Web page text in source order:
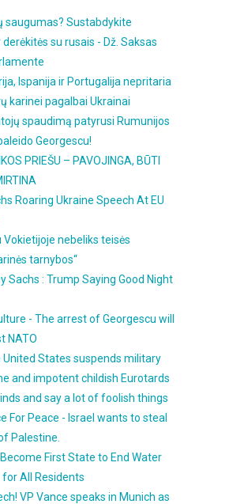
saugumas? Sustabdykite
su rusais - Dž. Saksas
Ispanija ir Portugalija nepritaria
karinei pagalbai Ukrainai
spaudimą patyrusi Rumunijos
Georgescu!
PRIEŠU – PAVOJINGA, BŪTI
Roaring Ukraine Speech At EU
Vokietijoje nebeliks teisės
tarnybos“
Sachs : Trump Saying Good Night
- The arrest of Georgescu will
NATO
United States suspends military
and impotent childish Eurotards
and say a lot of foolish things
For Peace - Israel wants to steal
Palestine.
First State to End Water
for All Residents
VP Vance speaks in Munich as